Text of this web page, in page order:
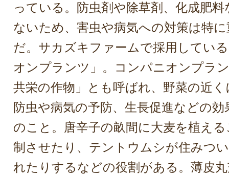
っている。防虫剤や除草剤、化成肥
ないため、害虫や病気への対策は特
だ。サカズキファームで採用してい
オンプランツ」。コンパニオンプラ
共栄の作物」とも呼ばれ、野菜の近
防虫や病気の予防、生長促進などの
のこと。唐辛子の畝間に大麦を植え
制させたり、テントウムシが住みつ
れたりするなどの役割がある。薄皮